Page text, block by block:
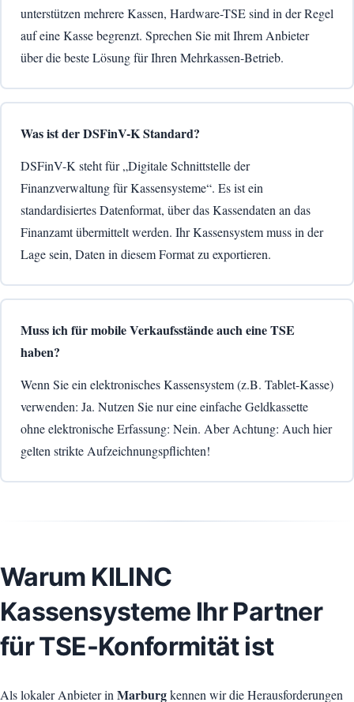
unterstützen mehrere Kassen, Hardware-TSE sind in der Regel
auf eine Kasse begrenzt. Sprechen Sie mit Ihrem Anbieter
über die beste Lösung für Ihren Mehrkassen-Betrieb.
Was ist der DSFinV-K Standard?
DSFinV-K steht für „Digitale Schnittstelle der
Finanzverwaltung für Kassensysteme“. Es ist ein
standardisiertes Datenformat, über das Kassendaten an das
Finanzamt übermittelt werden. Ihr Kassensystem muss in der
Lage sein, Daten in diesem Format zu exportieren.
Muss ich für mobile Verkaufsstände auch eine TSE
haben?
Wenn Sie ein elektronisches Kassensystem (z.B. Tablet-Kasse)
verwenden: Ja. Nutzen Sie nur eine einfache Geldkassette
ohne elektronische Erfassung: Nein. Aber Achtung: Auch hier
gelten strikte Aufzeichnungspflichten!
Warum KILINC
Kassensysteme Ihr Partner
für TSE-Konformität ist
Als lokaler Anbieter in Marburgkennen wir die Herausforderungen